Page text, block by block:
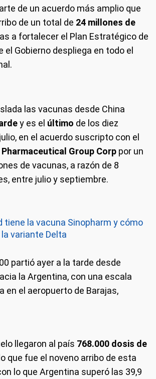
de un acuerdo más amplio que
de un total de 24 millones de
a fortalecer el Plan Estratégico de
el Gobierno despliega en todo el
las vacunas desde China
y es el último de los diez
en el acuerdo suscripto con el
Group Corp por un
de vacunas, a razón de 8
entre julio y septiembre.
tiene la vacuna Sinopharm y cómo
variante Delta
partió ayer a la tarde desde
la Argentina, con una escala
en el aeropuerto de Barajas,
llegaron al país 768.000 dosis de
que fue el noveno arribo de esta
lo que Argentina superó las 39,9